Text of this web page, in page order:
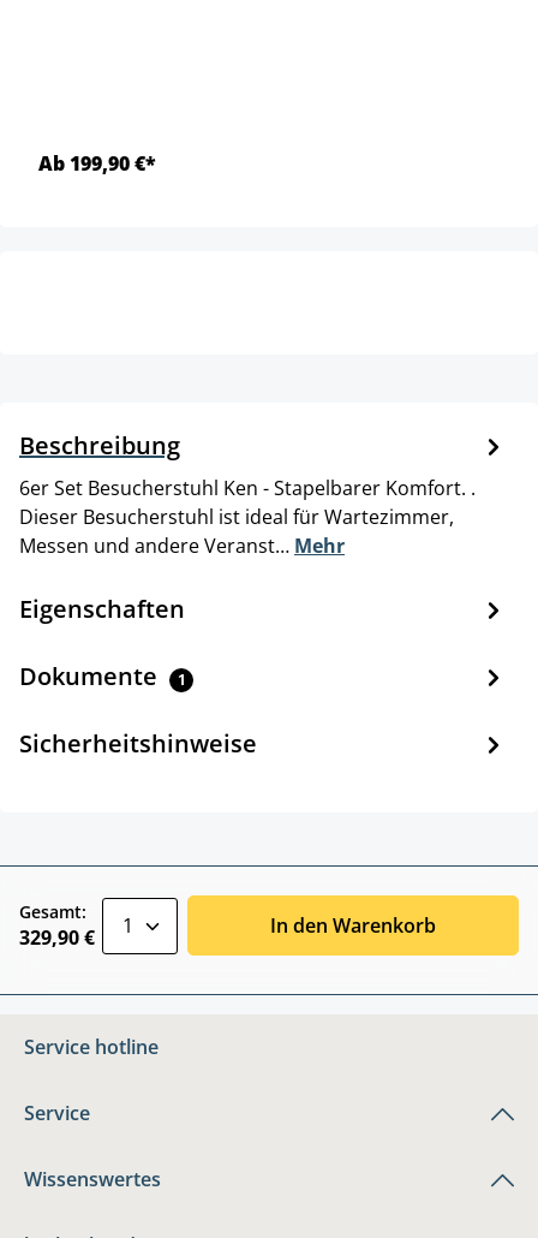
Ab 199,90 €*
Beschreibung
6er Set Besucherstuhl Ken - Stapelbarer Komfort. .
Dieser Besucherstuhl ist ideal für Wartezimmer,
Messen und andere Veranst… Mehr
Eigenschaften
Dokumente 1
Sicherheitshinweise
Gesamt:
329,90 € In den Warenkorb
Service hotline
Service
Wissenswertes